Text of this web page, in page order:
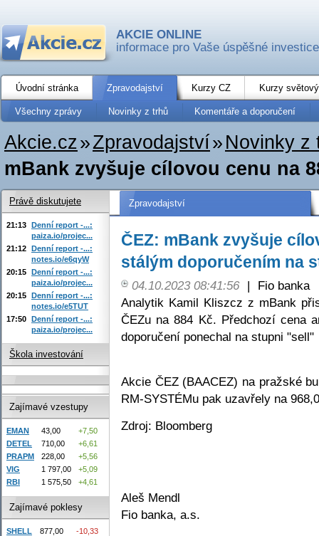
AKCIE ONLINE
informace pro Vaše úspěšné investice
Úvodní stránka Zpravodajství Kurzy CZ Kurzy
Všechny zprávy Novinky z trhů Komentáře a doporučení
Akcie.cz»Zpravodajství» Novinky z
mBank zvyšuje cílovou cenu na
Zpravodajství
ČEZ: mBank zvyšuje
stálým doporučením na
04.10.2023 08:41:56 |
Fio banka
Analytik Kamil Kliszcz z mBank
ČEZu na 884 Kč. Předchozí cena
doporučení ponechal na stupni "sell"
Akcie ČEZ (BAACEZ) na pražské
RM-SYSTÉMu pak uzavřely na
Zdroj: Bloomberg
Aleš Mendl
Fio banka, a.s.
Právě diskutujete
21:13 Denní report -...:
paiza.io/projec...
21:12 Denní report -...:
notes.io/e6qyW
20:15 Denní report -...:
paiza.io/projec...
20:15 Denní report -...:
notes.io/e5TUT
17:50 Denní report -...:
paiza.io/projec...
Škola investování
Zajímavé vzestupy
EMAN 43,00
+7,50
DETEL
710,00
+6,61
PRAPM
228,00
+5,56
VIG
1 797,00
+5,09
RBI
1 575,50 +4,61
Zajímavé poklesy
SHELL 877,00
-10,33